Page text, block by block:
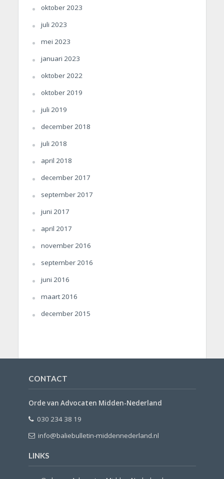
oktober 2023
juli 2023
mei 2023
januari 2023
oktober 2022
oktober 2019
juli 2019
december 2018
juli 2018
april 2018
december 2017
september 2017
juni 2017
april 2017
november 2016
september 2016
juni 2016
maart 2016
december 2015
CONTACT
Orde van Advocaten Midden-Nederland
030 234 38 19
info@baliebulletin-middennederland.nl
LINKS